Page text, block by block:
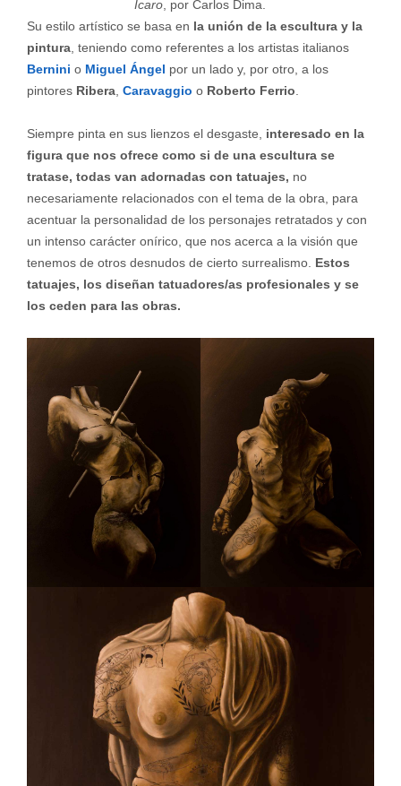
Ícaro , por Carlos Dima.
Su estilo artístico se basa en la unión de la escultura y la
pintura, teniendo como referentes a los artistas italianos
Bernini o Miguel Ángel por un lado y, por otro, a los
pintores Ribera, Caravaggio o Roberto Ferrio
Siempre pinta en sus lienzos el desgaste, interesado en la
figura que nos ofrece como si de una escultura se
tratase, todas van adornadas con tatuajes, no
necesariamente relacionados con el tema de la obra, para
acentuar la personalidad de los personajes retratados y con
un intenso carácter onírico, que nos acerca a la visión que
tenemos de otros desnudos de cierto surrealismo. Estos
tatuajes, los diseñan tatuadores/as profesionales y se
los ceden para las obras.